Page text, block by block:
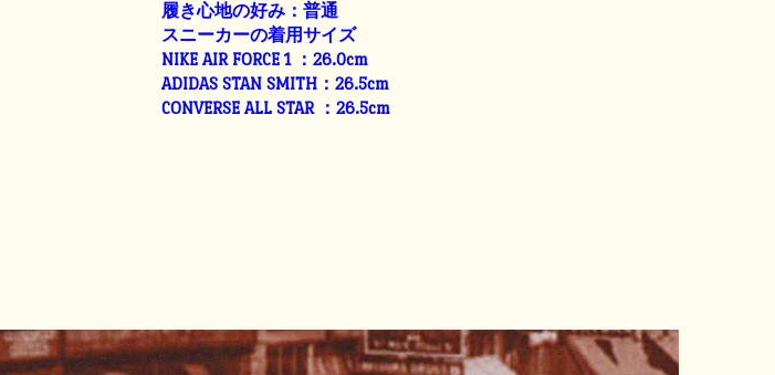
履き心地の好み：普通
スニーカーの着用サイズ
NIKE AIR FORCE 1 ：26.0cm
ADIDAS STAN SMITH：26.5cm
CONVERSE ALL STAR ：26.5cm